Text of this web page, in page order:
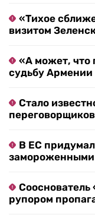
«Тихое
визитом
«А может, что
судьбу Армении
Стало
В ЕС
рупором